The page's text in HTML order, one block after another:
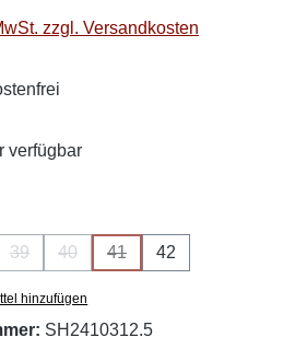
zzgl. Versandkosten
verfügbar
Option ist zurzeit nicht verfügbar.)
39
(Diese Option ist zurzeit nicht verfügbar.)
40
(Diese Option ist zurzeit nicht
41
(Diese Option ist zurzeit
42
hinzufügen
SH2410312.5